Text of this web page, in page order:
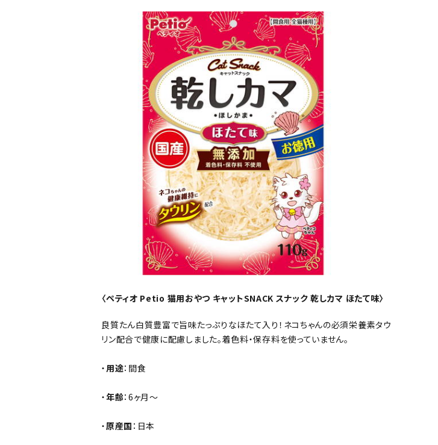
〈ペティオ Petio 猫用おやつ キャットSNACK スナック 乾しカマ ほたて味〉
良質たん白質豊富で旨味たっぷりなほたて入り！ネコちゃんの必須栄養素タウ
リン配合で健康に配慮しました。着色料・保存料を使っていません。
・用途：間食
・年齢：6ヶ月～
・原産国 ：日本